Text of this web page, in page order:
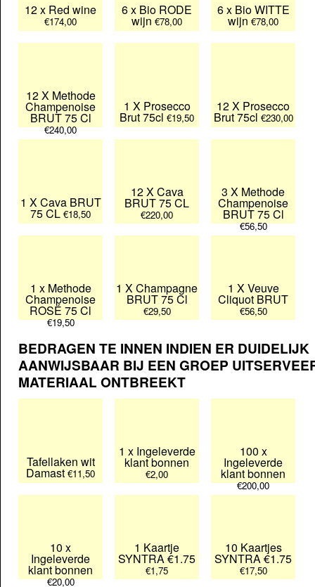
12 x Red wine
€174,00
6 x Bio RODE
wijn €78,00
6 x Bio WITTE
wijn €78,00
12 X Methode
Champenoise
BRUT 75 Cl
€240,00
1 X Prosecco
Brut 75cl €19,50
12 X Prosecco
Brut 75cl €230,00
1 X Cava BRUT
75 CL €18,50
12 X Cava
BRUT 75 CL
€220,00
3 X Methode
Champenoise
BRUT 75 Cl
€56,50
1 x Methode
Champenoise
ROSÉ 75 Cl
€19,50
1 X Champagne
BRUT 75 Cl
€29,50
1 X Veuve
Cliquot BRUT
€56,50
BEDRAGEN TE INNEN INDIEN ER DUIDELIJK
AANWIJSBAAR BIJ EEN GROEP
MATERIAAL ONTBREEKT
Tafellaken wit
Damast €11,50
1 x Ingeleverde
klant bonnen
€2,00
100 x
Ingeleverde
klant bonnen
€200,00
10 x
Ingeleverde
klant bonnen
€20,00
1 Kaartje
SYNTRA €1.75
€1,75
10 Kaartjes
SYNTRA €1.75
€17,50